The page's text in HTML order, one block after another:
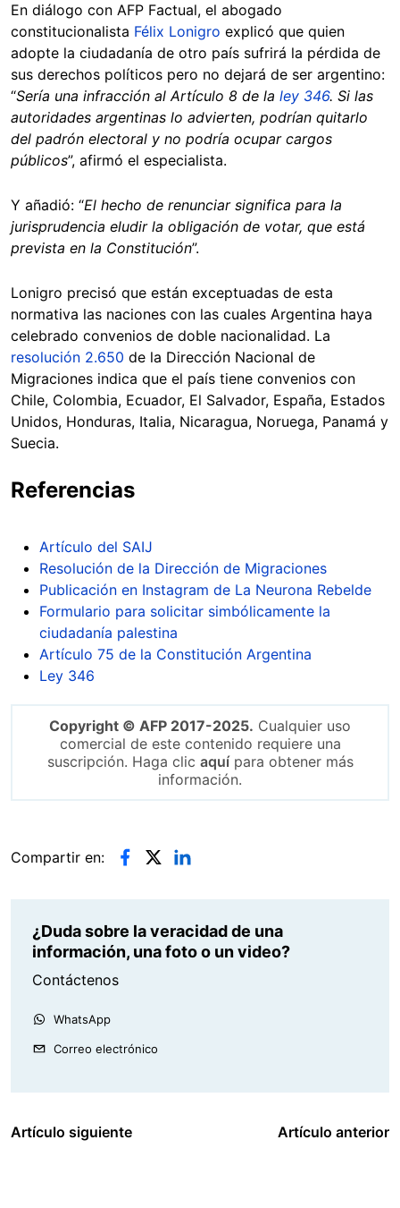
En diálogo con AFP Factual, el abogado
constitucionalista Félix Lonigro explicó que quien
adopte la ciudadanía de otro país sufrirá la pérdida de
sus derechos políticos pero no dejará de ser argentino:
“Sería una infracción al Artículo 8 de la ley 346. Si las
autoridades argentinas lo advierten, podrían quitarlo
del padrón electoral y no podría ocupar cargos
públicos”, afirmó el especialista.
Y añadió: “El hecho de renunciar significa para la
jurisprudencia eludir la obligación de votar, que está
prevista en la Constitución”.
Lonigro precisó que están exceptuadas de esta
normativa las naciones con las cuales Argentina haya
celebrado convenios de doble nacionalidad. La
resolución 2.650 de la Dirección Nacional de
Migraciones indica que el país tiene convenios con
Chile, Colombia, Ecuador, El Salvador, España, Estados
Unidos, Honduras, Italia, Nicaragua, Noruega, Panamá y
Suecia.
Referencias
Artículo del SAIJ
Resolución de la Dirección de Migraciones
Publicación en Instagram de La Neurona Rebelde
Formulario para solicitar simbólicamente la
ciudadanía palestina
Artículo 75 de la Constitución Argentina
Ley 346
Copyright © AFP 2017-2025. Cualquier uso
comercial de este contenido requiere una
suscripción. Haga clic aquípara obtener más
información.
Compartir en:
¿Duda sobre la veracidad de una
información, una foto o un video?
Contáctenos
WhatsApp
Correo electrónico
Artículo siguiente Artículo anterior